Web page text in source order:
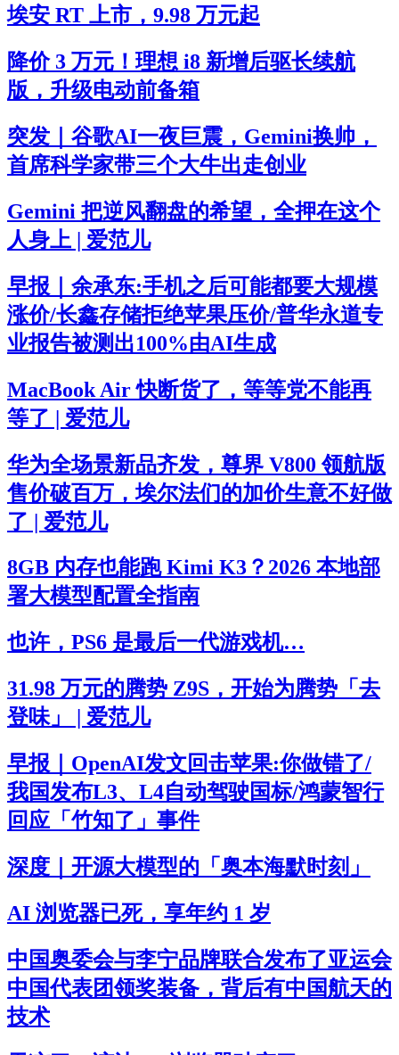
埃安 RT 上市，9.98 万元起
降价 3 万元！理想 i8 新增后驱长续航
版，升级电动前备箱
突发｜谷歌AI一夜巨震，Gemini换帅，
首席科学家带三个大牛出走创业
Gemini 把逆风翻盘的希望，全押在这个
人身上 | 爱范儿
早报｜余承东:手机之后可能都要大规模
涨价/长鑫存储拒绝苹果压价/普华永道专
业报告被测出100%由AI生成
MacBook Air 快断货了，等等党不能再
等了 | 爱范儿
华为全场景新品齐发，尊界 V800 领航版
售价破百万，埃尔法们的加价生意不好做
了 | 爱范儿
8GB 内存也能跑 Kimi K3？2026 本地部
署大模型配置全指南
也许，PS6 是最后一代游戏机…
31.98 万元的腾势 Z9S，开始为腾势「去
登味」 | 爱范儿
早报｜OpenAI发文回击苹果:你做错了/
我国发布L3、L4自动驾驶国标/鸿蒙智行
回应「竹知了」事件
深度｜开源大模型的「奥本海默时刻」
AI 浏览器已死，享年约 1 岁
中国奥委会与李宁品牌联合发布了亚运会
中国代表团领奖装备，背后有中国航天的
技术